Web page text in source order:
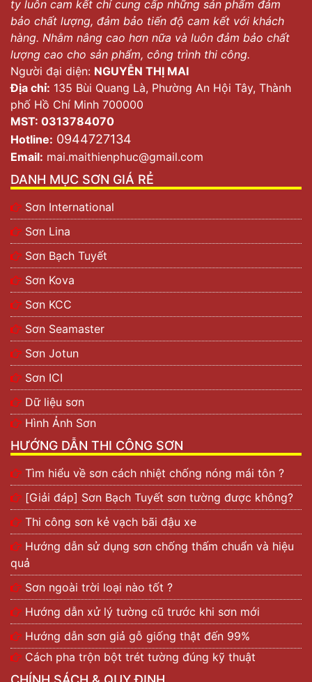
ty luôn cam kết chỉ cung cấp những sản phẩm đảm
bảo chất lượng, đảm bảo tiến độ cam kết với khách
hàng. Nhằm nâng cao hơn nữa và luôn đảm bảo chất
lượng cao cho sản phẩm, công trình thi công.
Người đại diện: NGUYỄN THỊ MAI
Địa chỉ: 135 Bùi Quang Là, Phường An Hội Tây, Thành
phố Hồ Chí Minh 700000
MST: 0313784070
Hotline: 0944727134
Email: mai.maithienphuc@gmail.com
DANH MỤC SƠN GIÁ RẺ
Sơn International
Sơn Lina
Sơn Bạch Tuyết
Sơn Kova
Sơn KCC
Sơn Seamaster
Sơn Jotun
Sơn ICI
Dữ liệu sơn
Hình Ảnh Sơn
HƯỚNG DẪN THI CÔNG SƠN
Tìm hiểu về sơn cách nhiệt chống nóng mái tôn ?
[Giải đáp] Sơn Bạch Tuyết sơn tường được không?
Thi công sơn kẻ vạch bãi đậu xe
Hướng dẫn sử dụng sơn chống thấm chuẩn và hiệu
quả
Sơn ngoài trời loại nào tốt ?
Hướng dẫn xử lý tường cũ trước khi sơn mới
Hướng dẫn sơn giả gỗ giống thật đến 99%
Cách pha trộn bột trét tường đúng kỹ thuật